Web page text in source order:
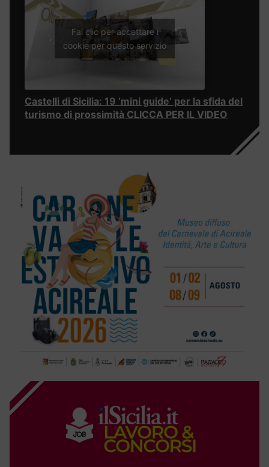
Fai clic per accettare i
cookie per questo servizio
Castelli di Sicilia: 19 ‘mini guide’ per la sfida del
turismo di prossimità CLICCA PER IL VIDEO